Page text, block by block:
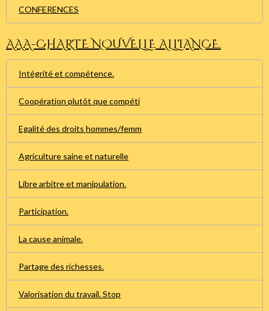
CONFERENCES
AAA-CHARTE NOUVELLE ALLIANCE.
Intégrité et compétence.
Coopération plutôt que compéti
Egalité des droits hommes/femm
Agriculture saine et naturelle
Libre arbitre et manipulation.
Participation.
La cause animale.
Partage des richesses.
Valorisation du travail. Stop